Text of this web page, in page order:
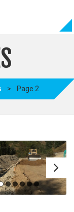
> Page 2